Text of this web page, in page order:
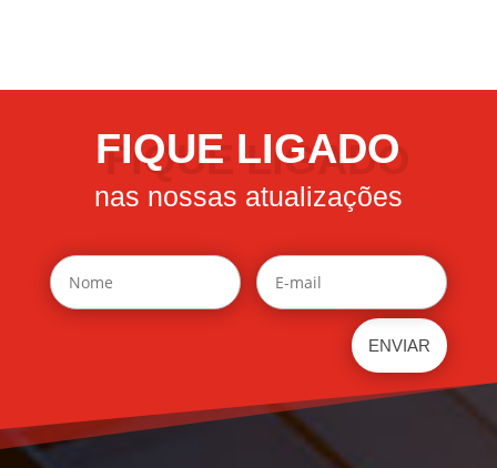
FIQUE LIGADO
nas nossas atualizações